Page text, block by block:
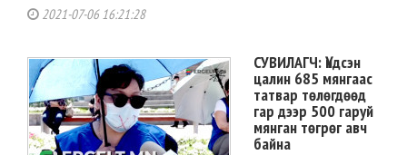
2021-07-06 16:21:28
СУВИЛАГЧ: Үндсэн
цалин 685 мянгаас
татвар төлөгдөөд
гар дээр 500 гаруй
мянган төгрөг авч
байна